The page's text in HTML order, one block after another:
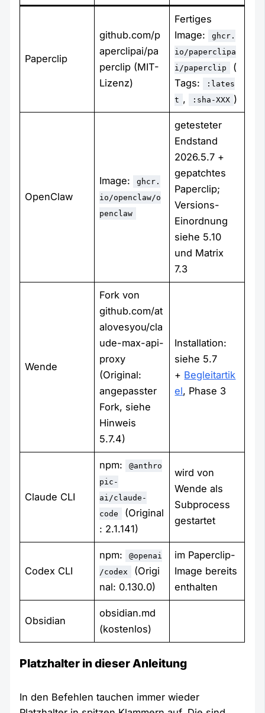
Paperclip
github.com/p
aperclipai/pa
perclip (MIT-
Lizenz)
Fertiges
Image:
ghcr.
io/paperclipa
i/paperclip
(
Tags:
:lates
t , :sha-XXX )
OpenClaw
Image:
ghcr.
io/openclaw/o
penclaw
getesteter
Endstand
2026.5.7 +
gepatchtes
Paperclip;
Versions-
Einordnung
siehe 5.10
und Matrix
7.3
Wende
Fork von
github.com/at
alovesyou/cla
ude-max-api-
proxy
(Original:
angepasster
Fork, siehe
Hinweis
5.7.4)
Installation:
siehe 5.7
+ Begleitartik
el, Phase 3
Claude CLI
npm:
@anthro
pic-
ai/claude-
code
(Original
: 2.1.141)
wird von
Wende als
Subprocess
gestartet
Codex CLI
npm:
@openai
/codex
(Origi
nal: 0.130.0)
im Paperclip-
Image bereits
enthalten
Obsidian
obsidian.md
(kostenlos)
Platzhalter in dieser Anleitung
In den Befehlen tauchen immer wieder